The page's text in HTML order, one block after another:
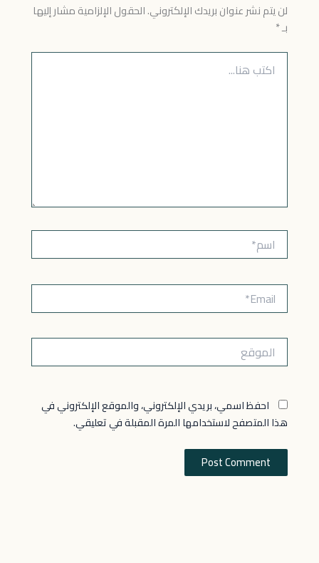
لن يتم نشر عنوان بريدك الإلكتروني.الحقول الإلزامية مشار إليها
بـ*
اكتب
هنا...
اسم*
Email*
الموقع
احفظ اسمي، بريدي الإلكتروني، والموقع الإلكتروني في
هذا المتصفح لاستخدامها المرة المقبلة في تعليقي.